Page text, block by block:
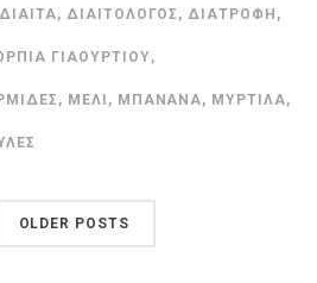
ΔΊΑΙΤΑ, ΔΙΑΙΤΟΛΌΓΟΣ , ΔΙΑΤΡΟΦΉ ,
ΓΙΑΟΥΡΤΙΟΎ ,
, ΜΈΛΙ , ΜΠΑΝΆΝΑ, ΜΎΡΤΙΛΑ,
OLDER POSTS